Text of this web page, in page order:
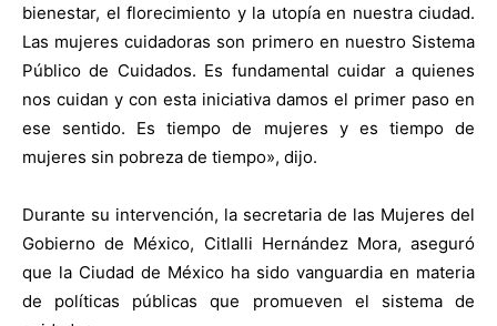
bienestar, el florecimiento y la utopía en nuestra ciudad.
Las mujeres cuidadoras son primero en nuestro Sistema
Público de Cuidados. Es fundamental cuidar a quienes
nos cuidan y con esta iniciativa damos el primer paso en
ese sentido. Es tiempo de mujeres y es tiempo de
mujeres sin pobreza de tiempo», dijo.
Durante su intervención, la secretaria de las Mujeres del
Gobierno de México, Citlalli Hernández Mora, aseguró
que la Ciudad de México ha sido vanguardia en materia
de políticas públicas que promueven el sistema de